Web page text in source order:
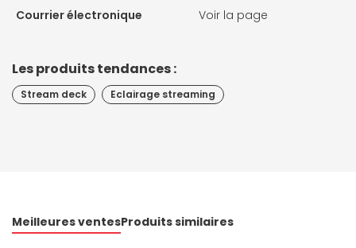
Courrier électronique
Voir la page
Les produits tendances :
Stream deck Eclairage streaming
Meilleures ventesProduits similaires